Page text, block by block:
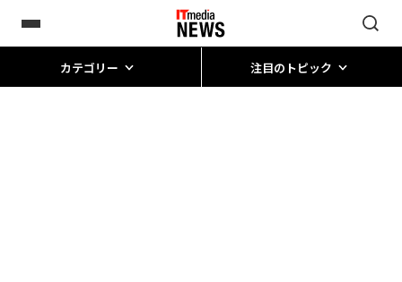
カテゴリー 注目のトピック